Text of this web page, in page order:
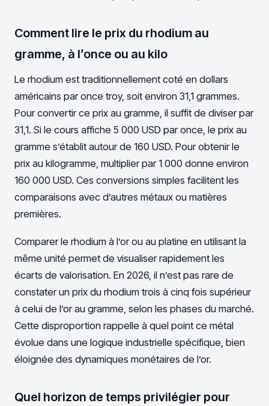
Comment lire le prix du rhodium au
gramme, à l’once ou au kilo
Le rhodium est traditionnellement coté en dollars
américains par once troy, soit environ 31,1 grammes.
Pour convertir ce prix au gramme, il suffit de diviser par
31,1. Si le cours affiche 5 000 USD par once, le prix au
gramme s’établit autour de 160 USD. Pour obtenir le
prix au kilogramme, multiplier par 1 000 donne environ
160 000 USD. Ces conversions simples facilitent les
comparaisons avec d’autres métaux ou matières
premières.
Comparer le rhodium à l’or ou au platine en utilisant la
même unité permet de visualiser rapidement les
écarts de valorisation. En 2026, il n’est pas rare de
constater un prix du rhodium trois à cinq fois supérieur
à celui de l’or au gramme, selon les phases du marché.
Cette disproportion rappelle à quel point ce métal
évolue dans une logique industrielle spécifique, bien
éloignée des dynamiques monétaires de l’or.
Quel horizon de temps privilégier pour